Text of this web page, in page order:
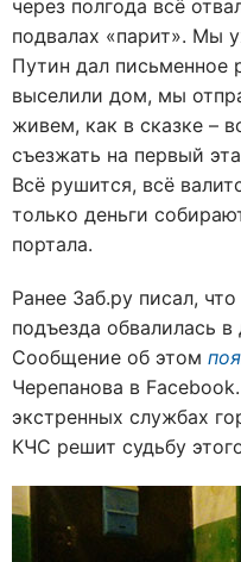
через полгода всё
подвалах «парит». Мы
Путин дал письменное
выселили дом, мы
живем, как в сказке –
съезжать на первый
Всё рушится, всё
только деньги
портала.
Ранее Заб.ру писал,
подъезда обвалилась
Сообщение об этом
Черепанова в
экстренных службах
КЧС решит судьбу